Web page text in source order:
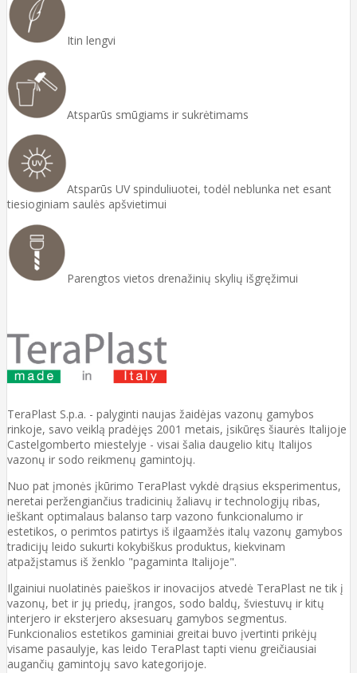
Itin lengvi
Atsparūs smūgiams ir sukrėtimams
Atsparūs UV spinduliuotei, todėl neblunka net esant
tiesioginiam saulės apšvietimui
Parengtos vietos drenažinių skylių išgręžimui
TeraPlast S.p.a. - palyginti naujas žaidėjas vazonų gamybos
rinkoje, savo veiklą pradėjęs 2001 metais, įsikūręs šiaurės Italijoje
Castelgomberto miestelyje - visai šalia daugelio kitų Italijos
vazonų ir sodo reikmenų gamintojų.
Nuo pat įmonės įkūrimo TeraPlast vykdė drąsius eksperimentus,
neretai peržengiančius tradicinių žaliavų ir technologijų ribas,
ieškant optimalaus balanso tarp vazono funkcionalumo ir
estetikos, o perimtos patirtys iš ilgaamžės italų vazonų gamybos
tradicijų leido sukurti kokybiškus produktus, kiekvinam
atpažįstamus iš ženklo "pagaminta Italijoje".
Ilgainiui nuolatinės paieškos ir inovacijos atvedė TeraPlast ne tik į
vazonų, bet ir jų priedų, įrangos, sodo baldų, šviestuvų ir kitų
interjero ir eksterjero aksesuarų gamybos segmentus.
Funkcionalios estetikos gaminiai greitai buvo įvertinti prikėjų
visame pasaulyje, kas leido TeraPlast tapti vienu greičiausiai
augančių gamintojų savo kategorijoje.